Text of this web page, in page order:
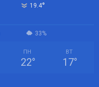
19.4°
33%
ПН
22°
ВТ
17°